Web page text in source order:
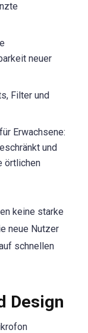
neuer
Filter und
Erwachsene:
und
örtlichen
keine starke
neue Nutzer
schnellen
Design